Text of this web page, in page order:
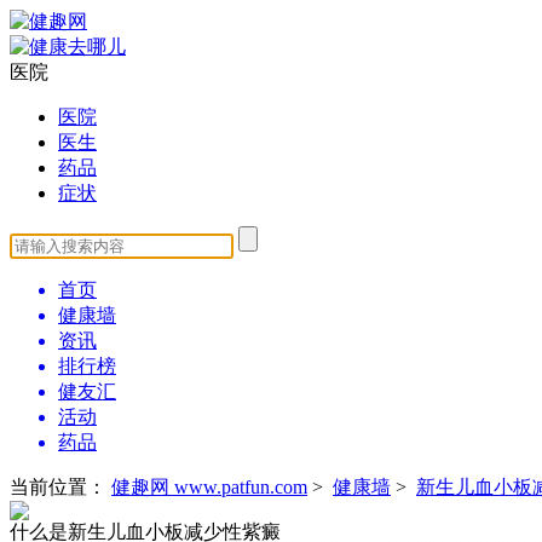
医院
医院
医生
药品
症状
首页
健康墙
资讯
排行榜
健友汇
活动
药品
当前位置： 健趣网 www.patfun.com > 健康墙 > 新生儿血小板
什么是新生儿血小板减少性紫癜